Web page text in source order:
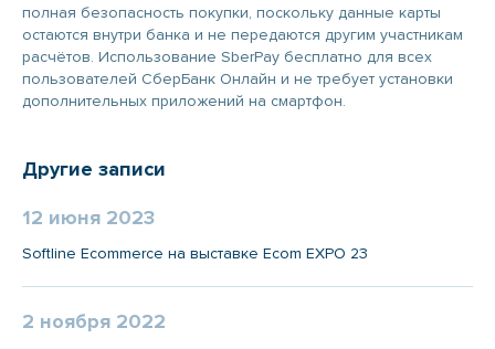
полная безопасность покупки, поскольку данные карты
остаются внутри банка и не передаются другим участникам
расчётов. Использование SberPay бесплатно для всех
пользователей СберБанк Онлайн и не требует установки
дополнительных приложений на смартфон.
Другие записи
12 июня 2023
Softline Ecommerce на выставке Ecom EXPO 23
2 ноября 2022